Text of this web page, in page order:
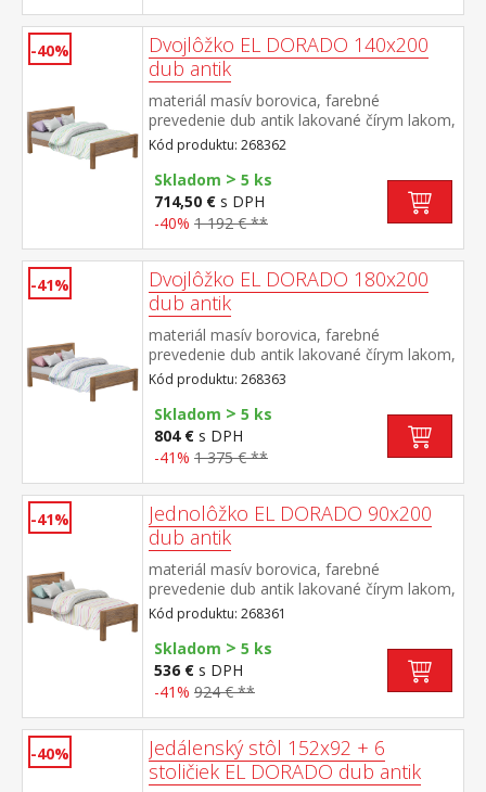
-40%
Dvojlôžko EL DORADO 140x200
dub antik
materiál masív borovica, farebné
prevedenie dub antik lakované čírym lakom,
vlis drevenej štruktúry cena bez roštu a
matraca odporúčaný rozmer matraca 140 ×
200 cm a rošt R3 súčasť zostavy EL
DORADO
Kód produktu: 268362
Skladom > 5 ks
714,50 € s DPH
-40% 1 192 € **
-41%
Dvojlôžko EL DORADO 180x200
dub antik
materiál masív borovica, farebné
prevedenie dub antik lakované čírym lakom,
vlis drevenej štruktúry cena bez roštu a
matraca odporúčaný rozmer matraca 180 ×
200 cm alebo 2 kusy 90 × 200 cm a rošt R4
alebo 2 kusy R1 súčasť zostavy EL
DORADO
Kód produktu: 268363
Skladom > 5 ks
804 € s DPH
-41% 1 375 € **
-41%
Jednolôžko EL DORADO 90x200
dub antik
materiál masív borovica, farebné
prevedenie dub antik lakované čírym lakom,
vlis drevenej štruktúry cena bez roštu a
matraca odporúčaný rozmer matraca 90 ×
200 cm a rošt R1 súčasť zostavy EL
DORADO
Kód produktu: 268361
Skladom > 5 ks
536 € s DPH
-41% 924 € **
-40%
Jedálenský stôl 152x92 + 6
stoličiek EL DORADO dub antik